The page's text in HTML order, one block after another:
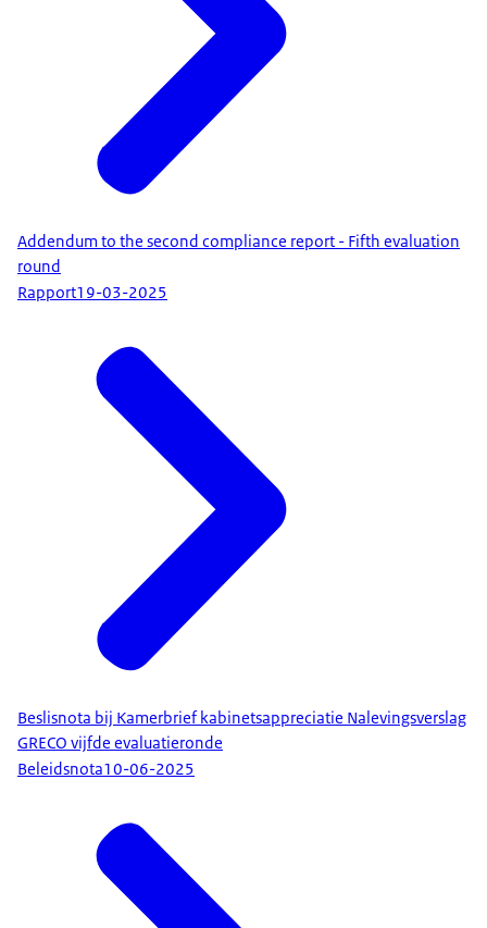
Addendum to the second compliance report - Fifth evaluation
round
Rapport19-03-2025
Beslisnota bij Kamerbrief kabinetsappreciatie Nalevingsverslag
GRECO vijfde evaluatieronde
Beleidsnota10-06-2025